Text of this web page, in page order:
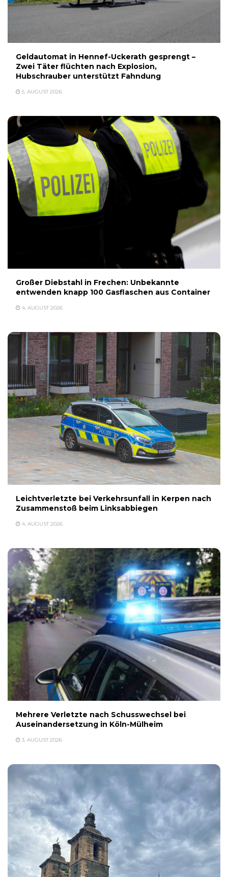
Geldautomat in Hennef-Uckerath gesprengt –
Zwei Täter flüchten nach Explosion,
Hubschrauber unterstützt Fahndung
5. AUGUST 2026
Großer Diebstahl in Frechen: Unbekannte
entwenden knapp 100 Gasflaschen aus Container
4. AUGUST 2026
Leichtverletzte bei Verkehrsunfall in Kerpen nach
Zusammenstoß beim Linksabbiegen
4. AUGUST 2026
Mehrere Verletzte nach Schusswechsel bei
Auseinandersetzung in Köln-Mülheim
3. AUGUST 2026